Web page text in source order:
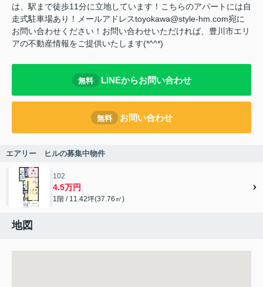
は、駅まで徒歩11分に立地しています！こちらのアパートには自
走式駐車場あり！メールアドレスtoyokawa@style-hm.com宛に
お問い合わせください！お問い合わせいただければ、豊川市エリ
アの不動産情報をご提供いたします(*^^*)
無料 LINEからお問い合わせ
無料 お問い合わせ
エアリー ヒルの募集中物件
102
4.5万円
1階 / 11.42坪(37.76㎡)
地図